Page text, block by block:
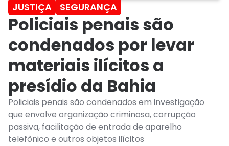
JUSTIÇA SEGURANÇA
Policiais penais são
condenados por levar
materiais ilícitos a
presídio da Bahia
Policiais penais são condenados em investigação
que envolve organização criminosa, corrupção
passiva, facilitação de entrada de aparelho
telefônico e outros objetos ilícitos